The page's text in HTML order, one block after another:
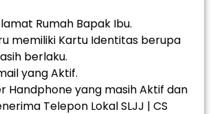
Rumah Bapak Ibu.
memiliki Kartu Identitas berupa
berlaku.
yang Aktif.
Handphone yang masih Aktif dan
Telepon Lokal SLJJ | CS